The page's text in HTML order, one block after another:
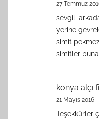
27 Temmuz
sevgili
yerine
simit
simitler
konya alçı
21 Mayıs 2016
Teşekkürler